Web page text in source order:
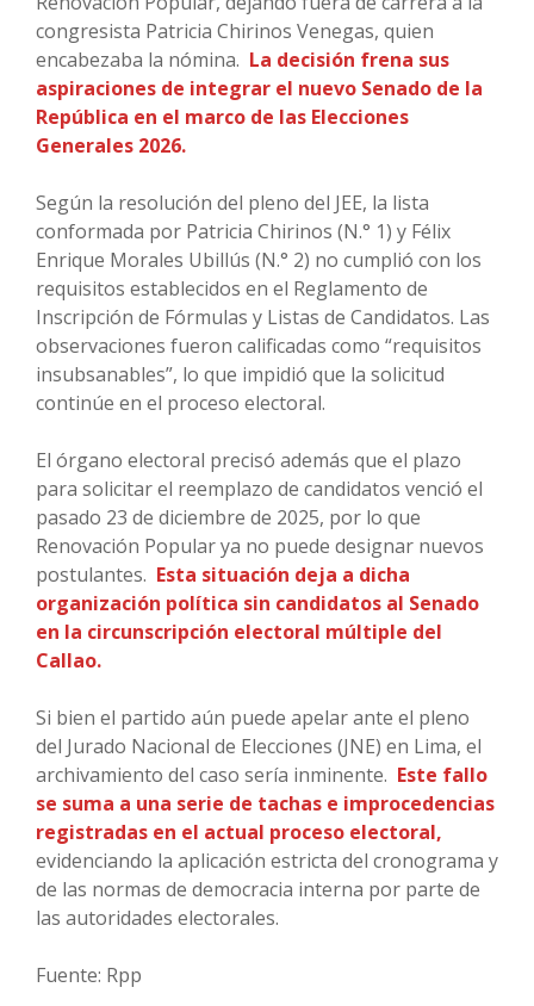
congresista Patricia Chirinos Venegas, quien
encabezaba la nómina. La decisión frena sus
aspiraciones de integrar el nuevo Senado de la
República en el marco de las Elecciones
Generales 2026.
Según la resolución del pleno del JEE, la lista
conformada por Patricia Chirinos (N.° 1) y Félix
Enrique Morales Ubillús (N.° 2) no cumplió con los
requisitos establecidos en el Reglamento de
Inscripción de Fórmulas y Listas de Candidatos. Las
observaciones fueron calificadas como “requisitos
insubsanables”, lo que impidió que la solicitud
continúe en el proceso electoral.
El órgano electoral precisó además que el plazo
para solicitar el reemplazo de candidatos venció el
pasado 23 de diciembre de 2025, por lo que
Renovación Popular ya no puede designar nuevos
postulantes. Esta situación deja a dicha
organización política sin candidatos al Senado
en la circunscripción electoral múltiple del
Callao.
Si bien el partido aún puede apelar ante el pleno
del Jurado Nacional de Elecciones (JNE) en Lima, el
archivamiento del caso sería inminente. Este fallo
se suma a una serie de tachas e improcedencias
registradas en el actual proceso electoral,
evidenciando la aplicación estricta del cronograma y
de las normas de democracia interna por parte de
las autoridades electorales.
Fuente: Rpp